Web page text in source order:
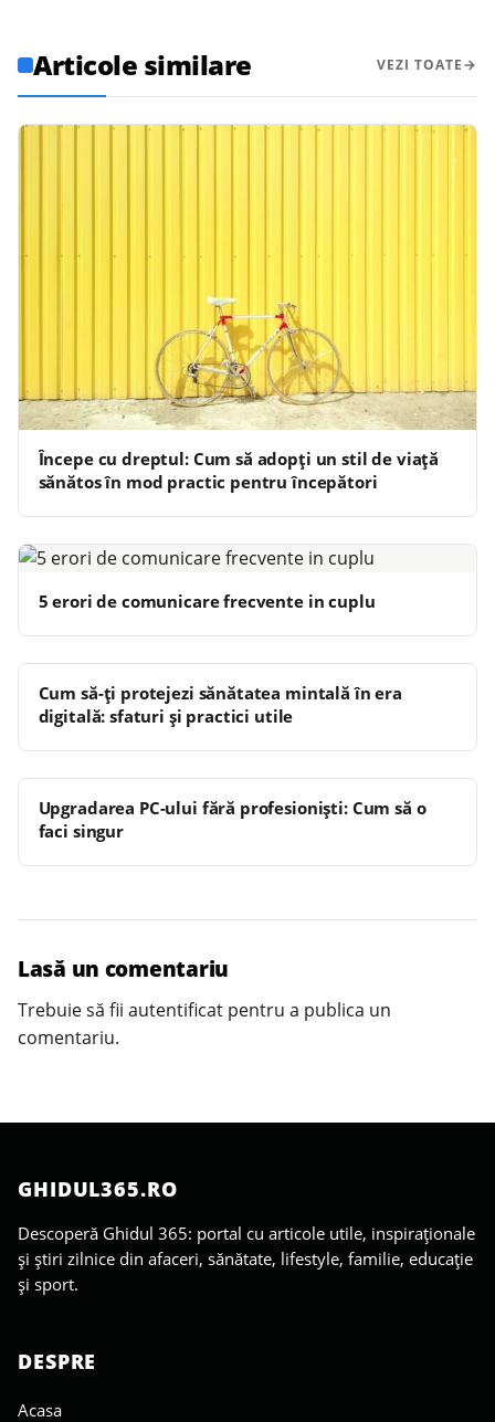
Articole similare VEZI TOATE
Începe cu dreptul: Cum să adopți un stil de viață
sănătos în mod practic pentru începători
5 erori de comunicare frecvente in cuplu
Cum să-ți protejezi sănătatea mintală în era
digitală: sfaturi și practici utile
Upgradarea PC-ului fără profesioniști: Cum să o
faci singur
Lasă un comentariu
Trebuie să fii autentificat pentru a publica un
comentariu.
GHIDUL365.RO
Descoperă Ghidul 365: portal cu articole utile, inspiraționale
și știri zilnice din afaceri, sănătate, lifestyle, familie, educație
și sport.
DESPRE
Acasa